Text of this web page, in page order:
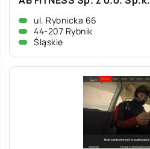
ul. Rybnicka 66
44-207 Rybnik
Śląskie